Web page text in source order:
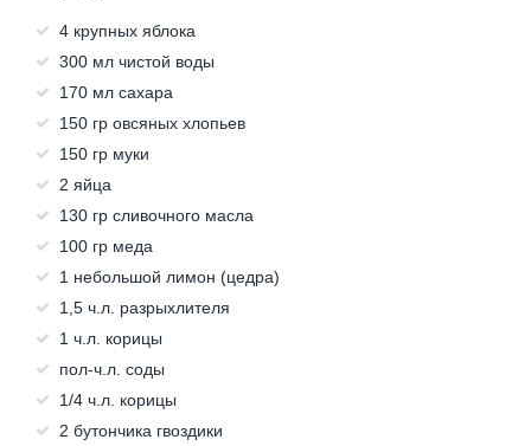
4 крупных яблока
300 мл чистой воды
170 мл сахара
150 гр овсяных хлопьев
150 гр муки
2 яйца
130 гр сливочного масла
100 гр меда
1 небольшой лимон (цедра)
1,5 ч.л. разрыхлителя
1 ч.л. корицы
пол-ч.л. соды
1/4 ч.л. корицы
2 бутончика гвоздики